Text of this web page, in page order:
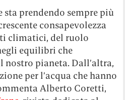
sta prendendo sempre più
consapevolezza
climatici, del ruolo
equilibri che
nostro pianeta. Dall’altra,
per l’acqua che hanno
Alberto Coretti,